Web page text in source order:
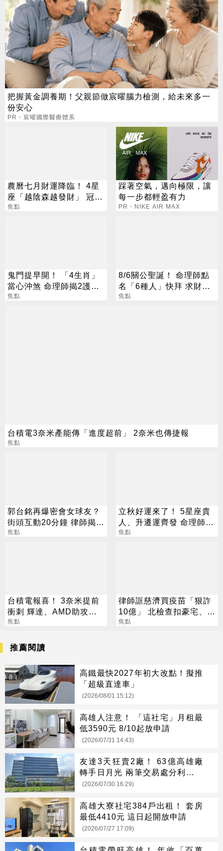
把握黃金調養期！父親節做宸曜腦力檢測，給未來多一
份安心
PR・宸曜國際醫療體系
農曆七月財運降臨！ 4星
座「越陰森越發財」 冠軍
賺到翻
焦點
踩著空氣，邁向極限，讓
每一步都輕盈有力
PR・NIKE AIR MAX
鬼門提早開！ 「4生肖」
當心沖煞 命理師揭2護身
法寶
焦點
8/6關公聖誕！ 命理師點
名「6種人」快拜 求財求
職保平安
焦點
台積電3奈米產能傳「進度超前」 2奈米也傳捷報
焦點
郭台銘再爆密會女球友？
街頭互動20分鐘 律師揭不
放手原因
焦點
立秋好運來了！ 5星座貴
人、升遷運齊發 命理師：
把握黃金轉運期
焦點
台積電報喜！ 3奈米提前
衝刺 輝達、AMD助攻下
半年業績
焦點
律師誆慈濟買疫苗「狠詐
10億」 北檢查扣豪宅、搜
出158公斤黃金
焦點
推薦閱讀
高鐵最快2027年初大改點！擬推
「超級直達車」
(2026/08/01 15:12)
高雄人注意！ 「這社宅」月租最
低3590元 8/10起放申請
(2026/07/31 14:43)
友達3天狂賣2廠！ 63億高雄廠
轉手日月光 兩筆交易處分利益估
176.7億
(2026/07/30 16:29)
高雄大寮社宅384戶出租！ 套房
最低4410元 這日起開放申請
(2026/07/27 17:09)